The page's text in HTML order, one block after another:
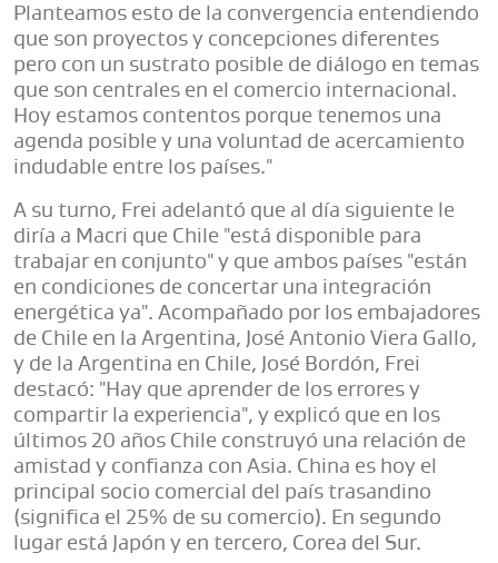
Planteamos esto de la convergencia entendiendo
que son proyectos y concepciones diferentes
pero con un sustrato posible de diálogo en temas
que son centrales en el comercio internacional.
Hoy estamos contentos porque tenemos una
agenda posible y una voluntad de acercamiento
indudable entre los países."
A su turno, Frei adelantó que al día siguiente le
diría a Macri que Chile "está disponible para
trabajar en conjunto" y que ambos países "están
en condiciones de concertar una integración
energética ya". Acompañado por los embajadores
de Chile en la Argentina, José Antonio Viera Gallo,
y de la Argentina en Chile, José Bordón, Frei
destacó: "Hay que aprender de los errores y
compartir la experiencia", y explicó que en los
últimos 20 años Chile construyó una relación de
amistad y confianza con Asia. China es hoy el
principal socio comercial del país trasandino
(significa el 25% de su comercio). En segundo
lugar está Japón y en tercero, Corea del Sur.